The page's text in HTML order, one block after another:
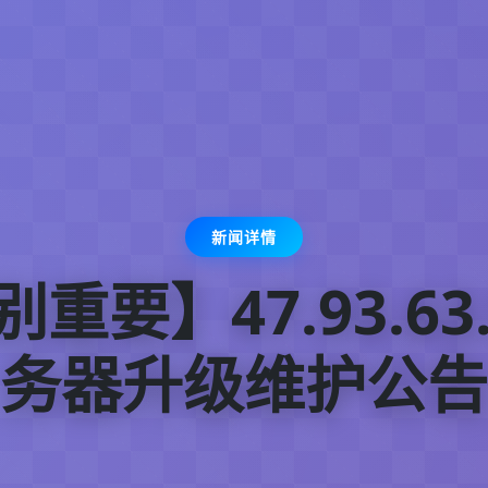
新闻详情
重要】
务器升级维护公告